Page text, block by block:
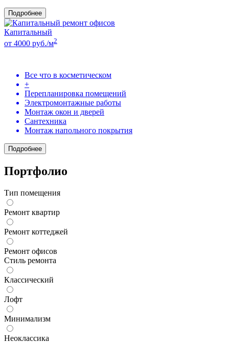
Подробнее
Капитальный
от 4000 руб./м2
Все что в косметическом
+
Перепланировка помещений
Электромонтажные работы
Монтаж окон и дверей
Сантехника
Монтаж напольного покрытия
Подробнее
Портфолио
Тип помещения
Ремонт квартир
Ремонт коттеджей
Ремонт офисов
Стиль ремонта
Классический
Лофт
Минимализм
Неоклассика